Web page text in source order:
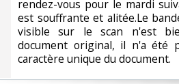
rendez-vous pour le mardi
est souffrante et alitée.Le
visible sur le scan n'est
document original, il n'a été
caractère unique du document. ‎